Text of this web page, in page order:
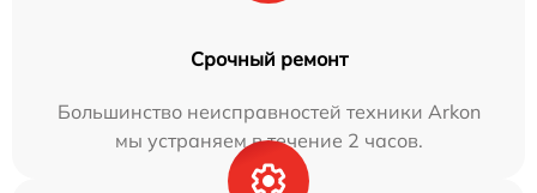
Срочный ремонт
Большинство неисправностей техники Arkon
мы устраняем в течение 2 часов.